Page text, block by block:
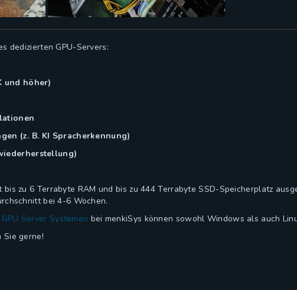
dedizierten GPU-Servers:
und höher)
(z. B. KI Spracherkennung)
bis zu 6 Terrabyte RAM und bis zu 444 Terrabyte SSD-Speicherplatz
bei 4-6 Wochen.
GPU Server Systemen bei menkiSys können sowohl Windows als auch
Sie gerne!